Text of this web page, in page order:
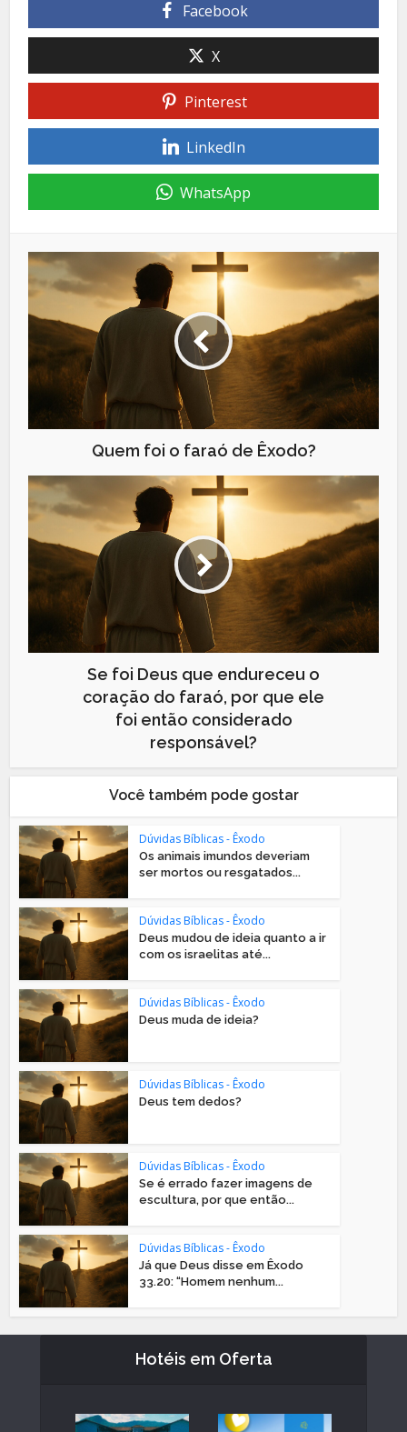
Facebook
X
Pinterest
LinkedIn
WhatsApp
Quem foi o faraó de Êxodo?
Se foi Deus que endureceu o
coração do faraó, por que ele
foi então considerado
responsável?
Você também pode gostar
Dúvidas Bíblicas - Êxodo
Os animais imundos deveriam
ser mortos ou resgatados...
Dúvidas Bíblicas - Êxodo
Deus mudou de ideia quanto a ir
com os israelitas até...
Dúvidas Bíblicas - Êxodo
Deus muda de ideia?
Dúvidas Bíblicas - Êxodo
Deus tem dedos?
Dúvidas Bíblicas - Êxodo
Se é errado fazer imagens de
escultura, por que então...
Dúvidas Bíblicas - Êxodo
Já que Deus disse em Êxodo
33.20: “Homem nenhum...
Hotéis em Oferta